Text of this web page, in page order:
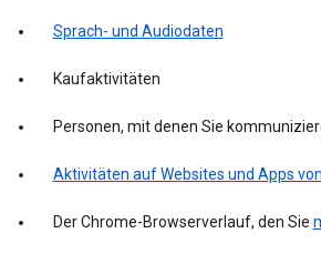
Sprach- und Audiodaten
Kaufaktivitäten
Personen, mit denen Sie
Aktivitäten auf Websites und Apps
Der Chrome-Browserverlauf, den Sie